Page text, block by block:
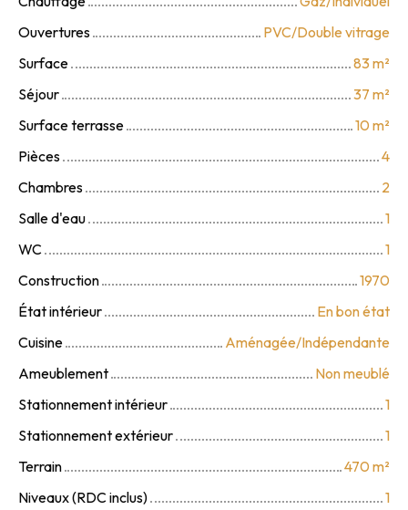
Ouvertures
PVC/Double vitrage
Surface
83m²
Séjour
37 m²
Surface terrasse
10 m²
Pièces
4
Chambres
2
Salle d'eau
1
WC
1
Construction
1970
État intérieur
En bon état
Cuisine
Aménagée/Indépendante
Ameublement
Non meublé
Stationnement intérieur
1
Stationnement extérieur
1
Terrain
470 m²
Niveaux (RDC inclus)
1